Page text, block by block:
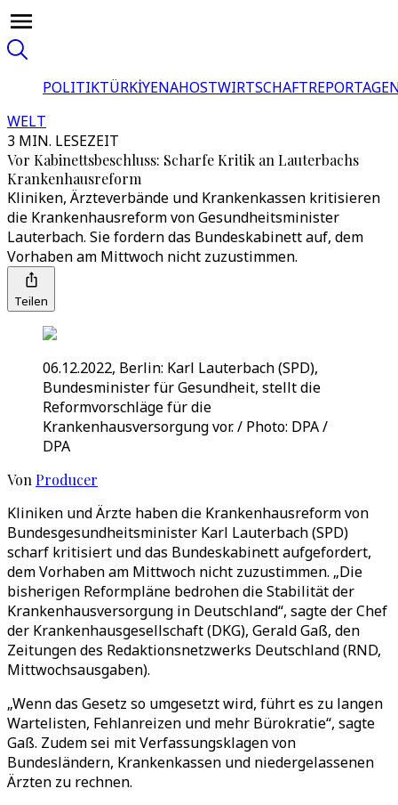
POLITIKTÜRKİYENAHOSTWIRTSCHAFT
WELT
3 MIN. LESEZEIT
Vor Kabinettsbeschluss: Scharfe Kritik an Lauterbachs
Krankenhausreform
Kliniken, Ärzteverbände und Krankenkassen kritisieren
die Krankenhausreform von Gesundheitsminister
Lauterbach. Sie fordern das Bundeskabinett auf, dem
Vorhaben am Mittwoch nicht zuzustimmen.
Teilen
06.12.2022, Berlin: Karl Lauterbach (SPD),
Bundesminister für Gesundheit, stellt die
Reformvorschläge für die
Krankenhausversorgung vor. / Photo: DPA /
DPA
Von Producer
Kliniken und Ärzte haben die Krankenhausreform von
Bundesgesundheitsminister Karl Lauterbach (SPD)
scharf kritisiert und das Bundeskabinett aufgefordert,
dem Vorhaben am Mittwoch nicht zuzustimmen. „Die
bisherigen Reformpläne bedrohen die Stabilität der
Krankenhausversorgung in Deutschland“, sagte der Chef
der Krankenhausgesellschaft (DKG), Gerald Gaß, den
Zeitungen des Redaktionsnetzwerks Deutschland (RND,
Mittwochsausgaben).
„Wenn das Gesetz so umgesetzt wird, führt es zu langen
Wartelisten, Fehlanreizen und mehr Bürokratie“, sagte
Gaß. Zudem sei mit Verfassungsklagen von
Bundesländern, Krankenkassen und niedergelassenen
Ärzten zu rechnen.